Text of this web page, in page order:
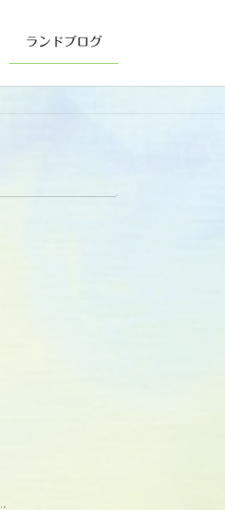
ランドブログ